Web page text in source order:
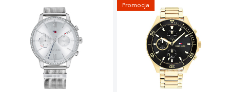
Promocja